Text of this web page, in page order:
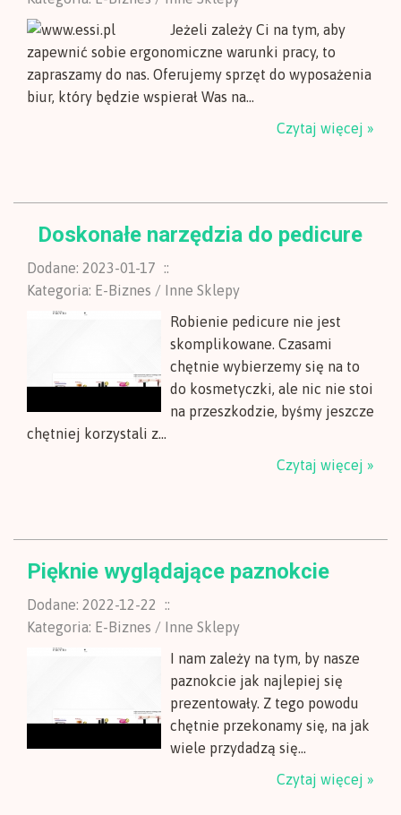
Jeżeli zależy Ci na tym, aby
zapewnić sobie ergonomiczne warunki pracy, to
zapraszamy do nas. Oferujemy sprzęt do wyposażenia
biur, który będzie wspierał Was na...
Czytaj więcej »
Doskonałe narzędzia do pedicure
Dodane: 2023-01-17 ::
Kategoria: E-Biznes / Inne Sklepy
Robienie pedicure nie jest
skomplikowane. Czasami
chętnie wybierzemy się na to
do kosmetyczki, ale nic nie stoi
na przeszkodzie, byśmy jeszcze
chętniej korzystali z...
Czytaj więcej »
Pięknie wyglądające paznokcie
Dodane: 2022-12-22
::
Kategoria: E-Biznes / Inne Sklepy
I nam zależy na tym, by nasze
paznokcie jak najlepiej się
prezentowały. Z tego powodu
chętnie przekonamy się, na jak
wiele przydadzą się...
Czytaj więcej »